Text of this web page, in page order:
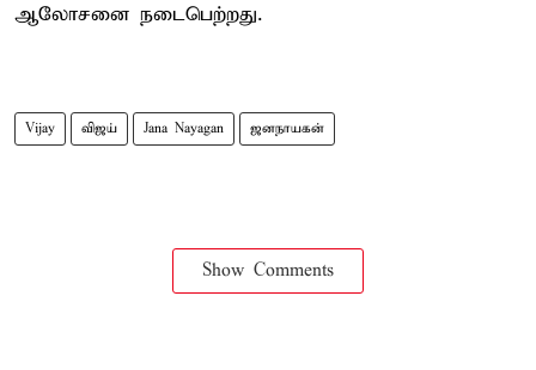
ஆலோசனை நடைபெற்றது.
Vijay விஜய் Jana Nayagan ஜனநாயகன்
Show Comments